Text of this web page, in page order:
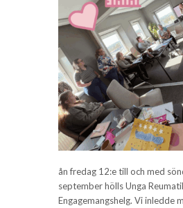
ån fredag 12:e till och med
september hölls Unga
Engagemangshelg. Vi inledde